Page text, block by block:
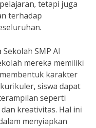
tetapi juga
terhadap
SMP Al
mereka memiliki
karakter
siswa dapat
seperti
kreativitas. Hal ini
menyiapkan